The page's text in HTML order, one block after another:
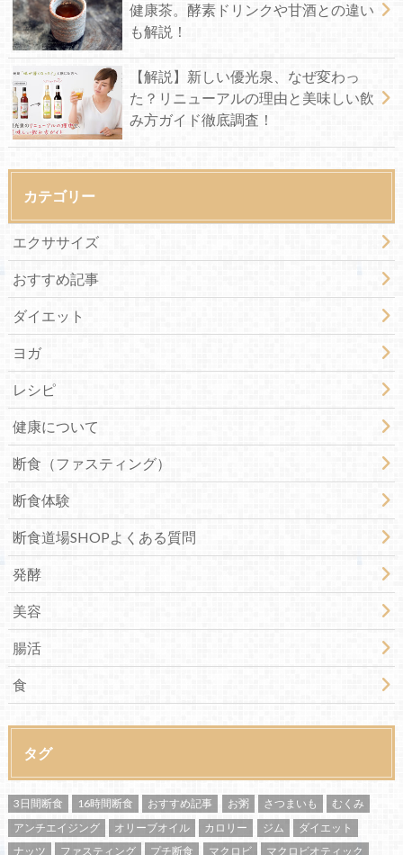
健康茶。酵素ドリンクや甘酒との違い
も解説！
【解説】新しい優光泉、なぜ変わっ
た？リニューアルの理由と美味しい飲
み方ガイド徹底調査！
カテゴリー
エクササイズ
おすすめ記事
ダイエット
ヨガ
レシピ
健康について
断食（ファスティング）
断食体験
断食道場SHOPよくある質問
発酵
美容
腸活
食
タグ
3日間断食 16時間断食 おすすめ記事 お粥 さつまいも
むくみ
アンチエイジング
オリーブオイル カロリー ジム
ダイエット
ナッツ
ファスティング プチ断食 マクロビ マクロビオティック